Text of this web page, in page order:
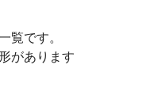
覧です。
があります